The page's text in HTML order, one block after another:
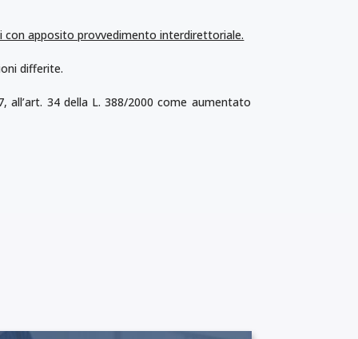
apposito provvedimento interdirettoriale.
differite.
all’art. 34 della L. 388/2000 come aumentato